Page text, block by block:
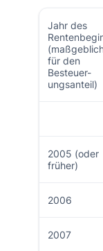
Jahr des
für den
Besteuer-
ungsanteil)
2005 (oder
früher)
2006
2007